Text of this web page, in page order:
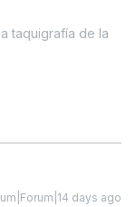
taquigrafía de la
days ago